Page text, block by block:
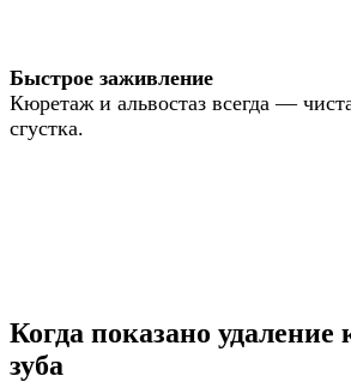
Быстрое заживление
Кюретаж и альвостаз всегда —
сгустка.
Когда показано удаление
зуба